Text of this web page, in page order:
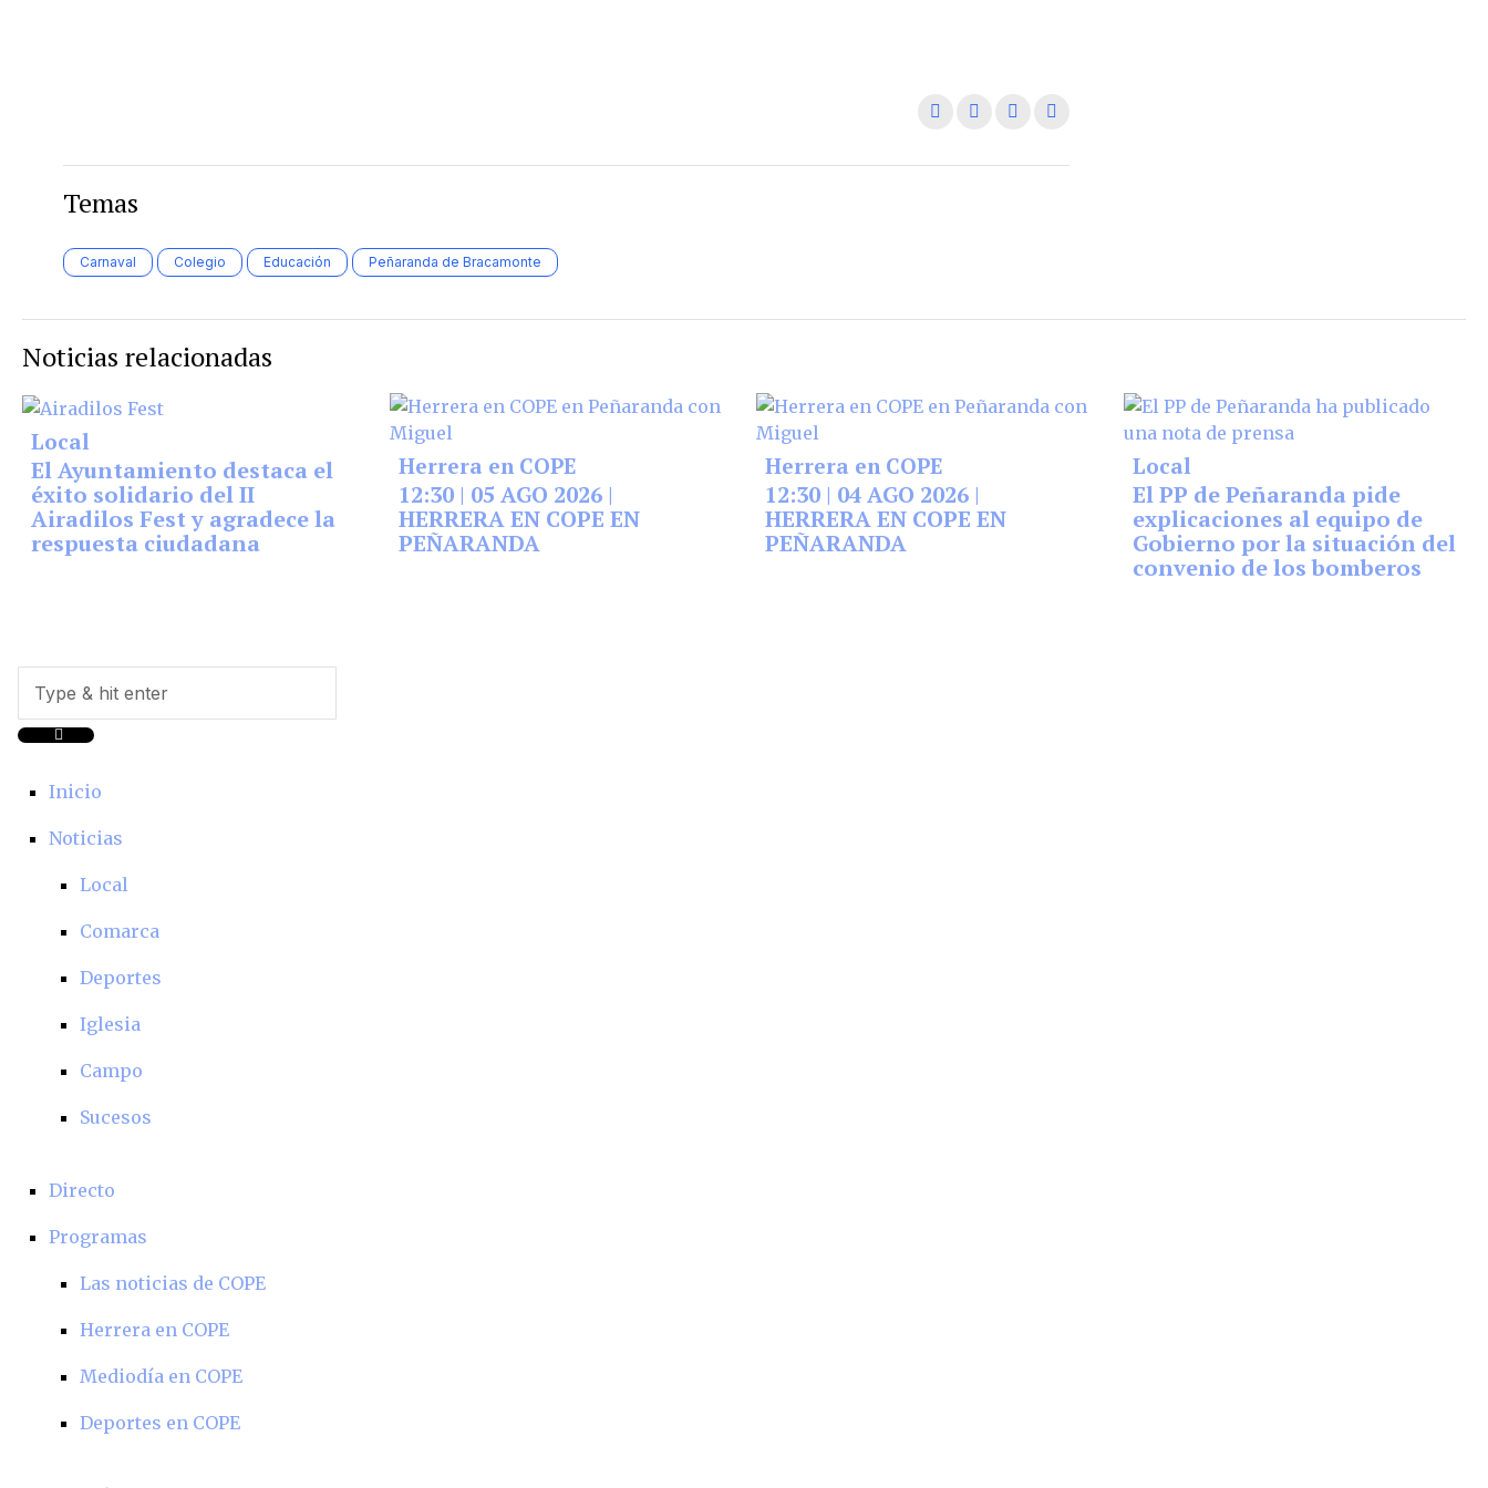
Temas
Carnaval Colegio Educación Peñaranda de Bracamonte
Noticias relacionadas
Local
El Ayuntamiento destaca el
éxito solidario del II
Airadilos Fest y agradece la
respuesta ciudadana
Herrera en COPE
12:30 | 05 AGO 2026 |
HERRERA EN COPE EN
PEÑARANDA
Herrera en COPE
12:30 | 04 AGO 2026 |
HERRERA EN COPE EN
PEÑARANDA
Local
El PP de Peñaranda pide
explicaciones al equipo de
Gobierno por la situación del
convenio de los bomberos
Inicio
Noticias
Local
Comarca
Deportes
Iglesia
Campo
Sucesos
Directo
Programas
Las noticias de COPE
Herrera en COPE
Mediodía en COPE
Deportes en COPE